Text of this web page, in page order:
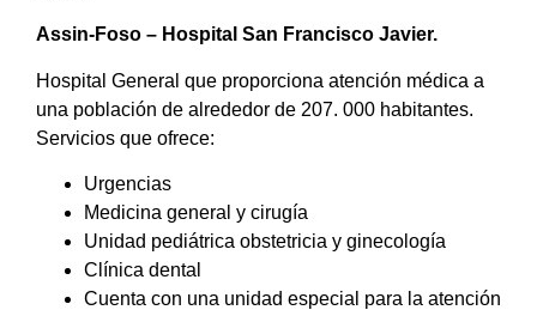
Assin-Foso – Hospital San Francisco Javier.
Hospital General que proporciona atención médica a
una población de alrededor de 207. 000 habitantes.
Servicios que ofrece:
Urgencias
Medicina general y cirugía
Unidad pediátrica obstetricia y ginecología
Clínica dental
Cuenta con una unidad especial para la atención